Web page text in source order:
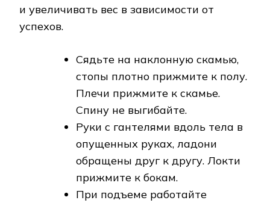
и увеличивать вес в зависимости от
успехов.
Сядьте на наклонную скамью,
стопы плотно прижмите к полу.
Плечи прижмите к скамье.
Спину не выгибайте.
Руки с гантелями вдоль тела в
опущенных руках, ладони
обращены друг к другу. Локти
прижмите к бокам.
При подъеме работайте